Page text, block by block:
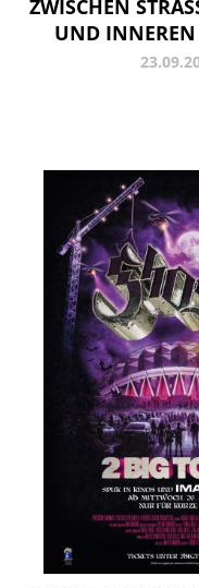
ZWISCHEN
ND INNEREN